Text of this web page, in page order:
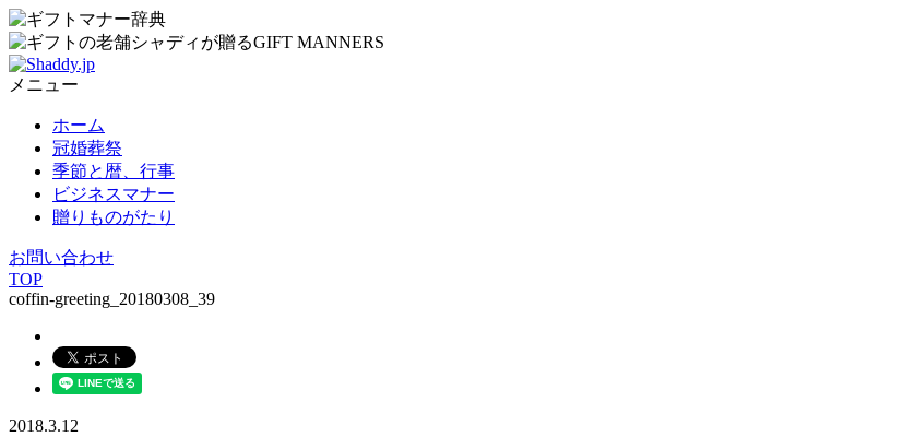
メニュー
ホーム
冠婚葬祭
季節と暦、行事
ビジネスマナー
贈りものがたり
お問い合わせ
TOP
coffin-greeting_20180308_39
2018.3.12